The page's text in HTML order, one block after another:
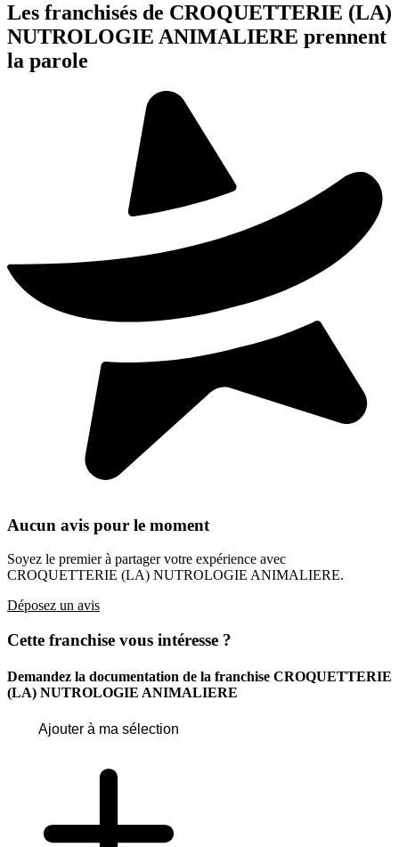
Les franchisés de CROQUETTERIE (LA)
NUTROLOGIE ANIMALIERE prennent
la parole
Aucun avis pour le moment
Soyez le premier à partager votre expérience avec
CROQUETTERIE (LA) NUTROLOGIE ANIMALIERE.
Déposez un avis
Cette franchise vous intéresse ?
Demandez la documentation de la franchise CROQUETTERIE
(LA) NUTROLOGIE ANIMALIERE
Ajouter à ma sélection